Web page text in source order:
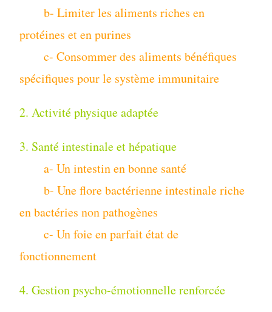
b- Limiter les aliments riches en
protéines et en purines
c- Consommer des aliments bénéfiques
spécifiques pour le système immunitaire
2. Activité physique adaptée
3. Santé intestinale et hépatique
a- Un intestin en bonne santé
b- Une flore bactérienne intestinale riche
en bactéries non pathogènes
c- Un foie en parfait état de
fonctionnement
4. Gestion psycho-émotionnelle renforcée